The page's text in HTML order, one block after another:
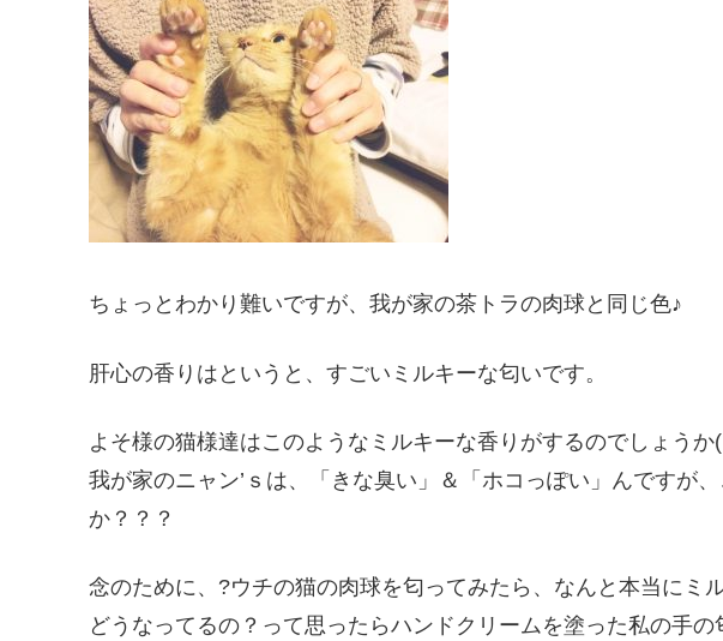
ちょっとわかり難いですが、我が家の茶トラの肉球と同じ色♪
肝心の香りはというと、すごいミルキーな匂いです。
よそ様の猫様達はこのようなミルキーな香りがするのでしょうか
我が家のニャン’ｓは、「きな臭い」＆「ホコっぽい」んですが
か？？？
念のために、?ウチの猫の肉球を匂ってみたら、なんと本当にミ
どうなってるの？って思ったらハンドクリームを塗った私の手